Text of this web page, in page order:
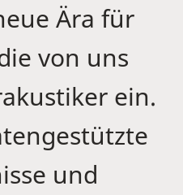
Ära für
von uns
ein.
und